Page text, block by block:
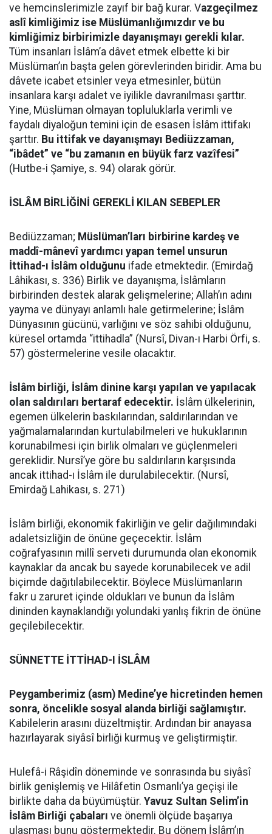
ve hemcinslerimizle zayıf bir bağ kurar. Vazgeçilmez
aslî kimliğimiz ise Müslümanlığımızdır ve bu
kimliğimiz birbirimizle dayanışmayı gerekli kılar.
Tüm insanları İslâm’a dâvet etmek elbette ki bir
Müslüman’ın başta gelen görevlerinden biridir. Ama bu
dâvete icabet etsinler veya etmesinler, bütün
insanlara karşı adalet ve iyilikle davranılması şarttır.
Yine, Müslüman olmayan topluluklarla verimli ve
faydalı diyaloğun temini için de esasen İslâm ittifakı
şarttır. Bu ittifak ve dayanışmayı Bediüzzaman,
“ibâdet” ve “bu zamanın en büyük farz vazîfesi”
(Hutbe-i Şamiye, s. 94) olarak görür.
İSLÂM BİRLİĞİNİ GEREKLİ KILAN SEBEPLER
Bediüzzaman; Müslüman’ları birbirine kardeş ve
maddî-mânevî yardımcı yapan temel unsurun
İttihad-ı İslâm olduğunu ifade etmektedir. (Emirdağ
Lâhikası, s. 336) Birlik ve dayanışma, İslâmların
birbirinden destek alarak gelişmelerine; Allah’ın adını
yayma ve dünyayı anlamlı hale getirmelerine; İslâm
Dünyasının gücünü, varlığını ve söz sahibi olduğunu,
küresel ortamda “ittihadla” (Nursî, Divan-ı Harbi Örfi, s.
57) göstermelerine vesile olacaktır.
İslâm birliği, İslâm dinine karşı yapılan ve yapılacak
olan saldırıları bertaraf edecektir. İslâm ülkelerinin,
egemen ülkelerin baskılarından, saldırılarından ve
yağmalamalarından kurtulabilmeleri ve hukuklarının
korunabilmesi için birlik olmaları ve güçlenmeleri
gereklidir. Nursî’ye göre bu saldırıların karşısında
ancak ittihad-ı İslâm ile durulabilecektir. (Nursî,
Emirdağ Lahikası, s. 271)
İslâm birliği, ekonomik fakirliğin ve gelir dağılımındaki
adaletsizliğin de önüne geçecektir. İslâm
coğrafyasının millî serveti durumunda olan ekonomik
kaynaklar da ancak bu sayede korunabilecek ve adil
biçimde dağıtılabilecektir. Böylece Müslümanların
fakr u zaruret içinde oldukları ve bunun da İslâm
dininden kaynaklandığı yolundaki yanlış fikrin de önüne
geçilebilecektir.
SÜNNETTE İTTİHAD-I İSLÂM
Peygamberimiz (asm) Medine’ye hicretinden hemen
sonra, öncelikle sosyal alanda birliği sağlamıştır.
Kabilelerin arasını düzeltmiştir. Ardından bir anayasa
hazırlayarak siyâsî birliği kurmuş ve geliştirmiştir.
Hulefâ-i Râşidîn döneminde ve sonrasında bu siyâsî
birlik genişlemiş ve Hilâfetin Osmanlı’ya geçişi ile
birlikte daha da büyümüştür. Yavuz Sultan Selim’in
İslâm Birliği çabaları ve önemli ölçüde başarıya
ulaşması bunu göstermektedir. Bu dönem İslâm’ın